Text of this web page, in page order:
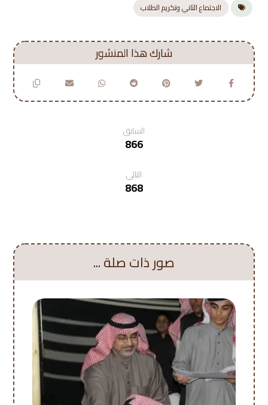
الاجتماع الثاني وتكريم الطلاب
السابق
866
التالي
868
صور ذات صلة ...